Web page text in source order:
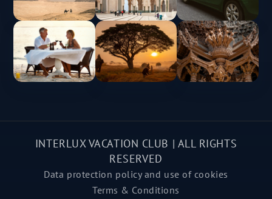
INTERLUX VACATION CLUB | ALL RIGHTS
RESERVED
Data protection policy and use of cookies
Terms & Conditions